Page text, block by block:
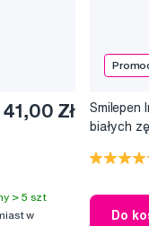
41,00 Zł
> 5 szt
w
Smilepen
białych
Do